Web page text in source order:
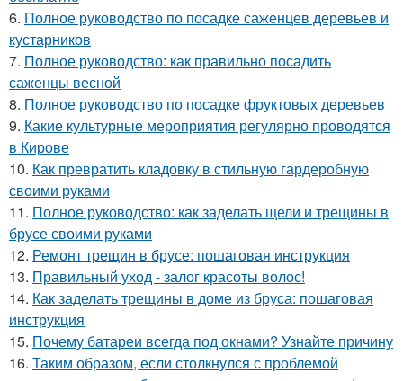
6. Полное руководство по посадке саженцев деревьев и
кустарников
7. Полное руководство: как правильно посадить
саженцы весной
8. Полное руководство по посадке фруктовых деревьев
9. Какие культурные мероприятия регулярно проводятся
в Кирове
10. Как превратить кладовку в стильную гардеробную
своими руками
11. Полное руководство: как заделать щели и трещины в
брусе своими руками
12. Ремонт трещин в брусе: пошаговая инструкция
13. Правильный уход - залог красоты волос!
14. Как заделать трещины в доме из бруса: пошаговая
инструкция
15. Почему батареи всегда под окнами? Узнайте причину
16. Таким образом, если столкнулся с проблемой